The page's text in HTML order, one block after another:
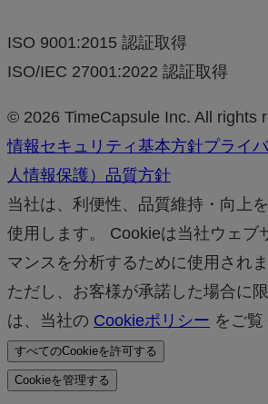
ISO 9001:2015 認証取得
ISO/IEC 27001:2022 認証取得
© 2026 TimeCapsule Inc. All rights
情報セキュリティ基本方針プライ
人情報保護） 品質方針
当社は、利便性、品質維持・向上
使用します。 Cookieは当社ウェブ
マンスを分析するために使用されま
ただし、お客様が承諾した場合に
は、当社の Cookieポリシー をご覧
すべてのCookieを許可する
Cookieを管理する